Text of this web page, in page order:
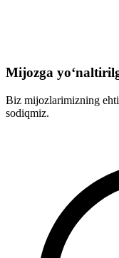
Mijozga
Biz mijozlarimizning
sodiqmiz.